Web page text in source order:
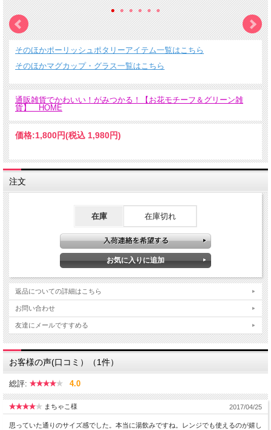
そのほかポーリッシュポタリーアイテム一覧はこちら
そのほかマグカップ・グラス一覧はこちら
通販雑貨でかわいい！がみつかる！【お花モチーフ＆グリーン雑
貨】 HOME
価格:1,800円(税込 1,980円)
注文
在庫 在庫切れ
返品についての詳細はこちら
お問い合わせ
友達にメールですすめる
お客様の声(口コミ）（1件）
総評: 4.0
まちゃこ様 2017/04/25
思っていた通りのサイズ感でした。本当に湯飲みですね。レンジでも使えるのが嬉し